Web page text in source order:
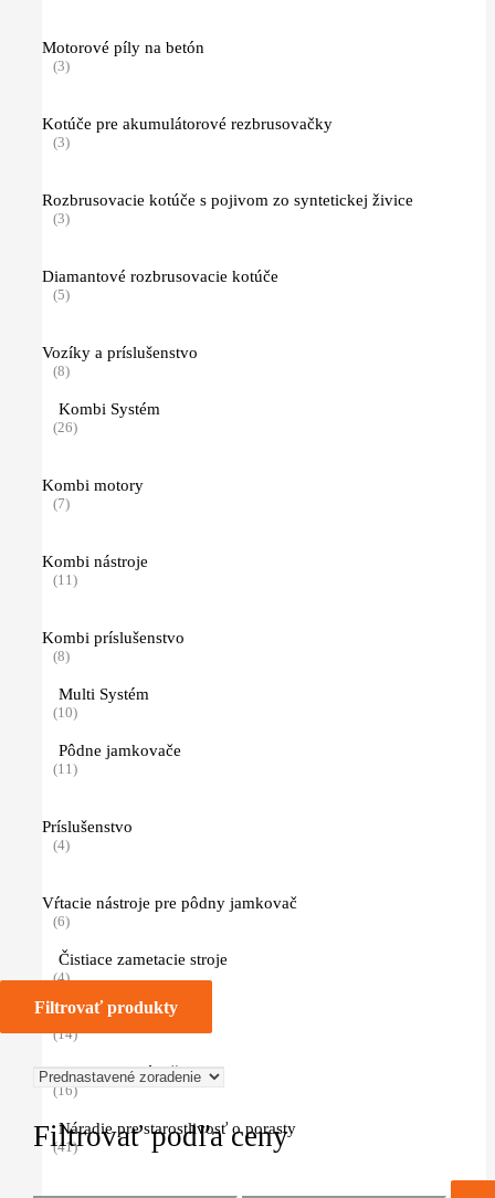
Motorové píly na betón
(3)
Kotúče pre akumulátorové rezbrusovačky
(3)
Rozbrusovacie kotúče s pojivom zo syntetickej živice
(3)
Diamantové rozbrusovacie kotúče
(5)
Vozíky a príslušenstvo
(8)
Kombi Systém
(26)
Kombi motory
(7)
Kombi nástroje
(11)
Kombi príslušenstvo
(8)
Multi Systém
(10)
Pôdne jamkovače
(11)
Príslušenstvo
(4)
Vŕtacie nástroje pre pôdny jamkovač
(6)
Čistiace zametacie stroje
(4)
Mazivá
(14)
Kanistre a príslušenstvo
(16)
Náradie pre starostlivosť o porasty
(41)
Filtrovať produkty
Filtrovať podľa ceny